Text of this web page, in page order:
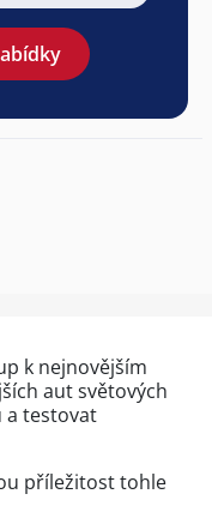
k nejnovějším
aut světových
a testovat
příležitost tohle